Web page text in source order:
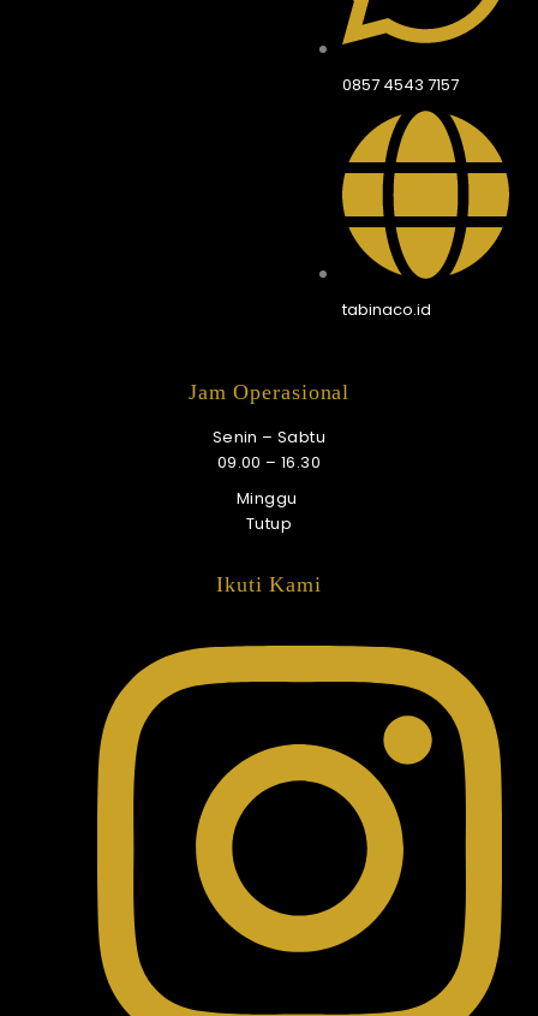
0857 4543 7157
tabinaco.id
Jam Operasional
Senin – Sabtu
09.00 – 16.30
Minggu
Tutup
Ikuti Kami